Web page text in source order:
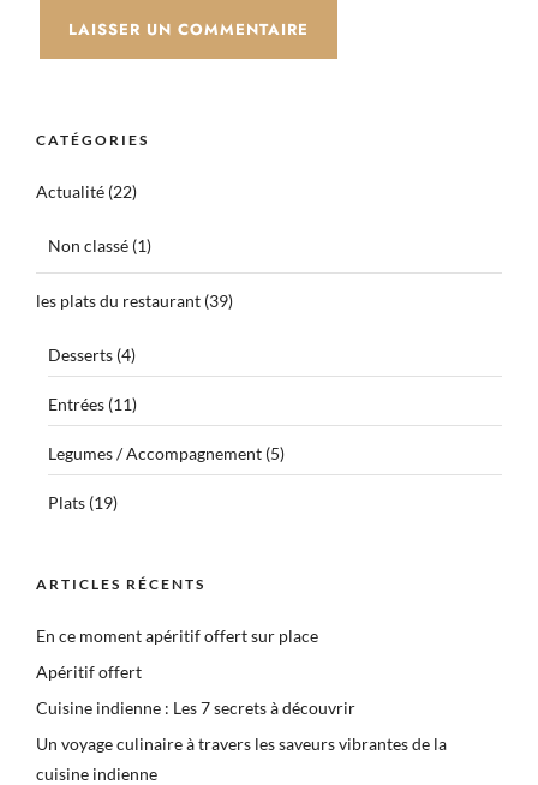
CATÉGORIES
Actualité (22)
Non classé (1)
les plats du restaurant (39)
Desserts (4)
Entrées (11)
Legumes / Accompagnement (5)
Plats (19)
ARTICLES RÉCENTS
En ce moment apéritif offert sur place
Apéritif offert
Cuisine indienne : Les 7 secrets à découvrir
Un voyage culinaire à travers les saveurs vibrantes de la
cuisine indienne